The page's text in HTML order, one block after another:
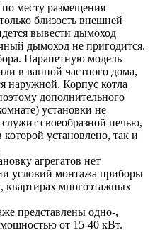
месту размещения
близость внешней
вывести дымоход
дымоход не пригодится.
Парапетную модель
в ванной частного дома,
наружной. Корпус котла
дополнительного
установки не
своеобразной печью,
которой установлено, так и
агрегатов нет
условий монтажа приборы
квартирах многоэтажных
представлены одно-,
от 15-40 кВт.